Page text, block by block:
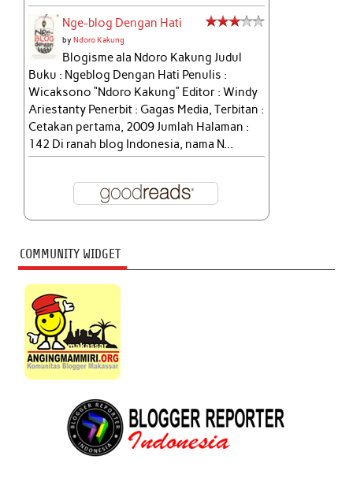
Nge-blog Dengan Hati
byNdoro Kakung
Blogisme ala Ndoro Kakung Judul
Buku : Ngeblog Dengan Hati Penulis :
Wicaksono “Ndoro Kakung” Editor : Windy
Ariestanty Penerbit : Gagas Media, Terbitan :
Cetakan pertama, 2009 Jumlah Halaman :
142 Di ranah blog Indonesia, nama N...
COMMUNITY WIDGET